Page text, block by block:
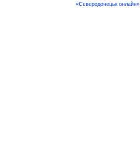
«Сєвєродонецьк онлайн»